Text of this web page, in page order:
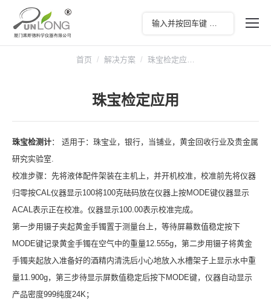
首页 解决方案 珠宝检定应…
珠宝检定应用
珠宝检测计： 适用于：珠宝业，银行，当铺业，黄金回收行业及贵金属
研究实验室.
校准步骤：先将液体配件架装在主机上，并开机校准，校准前先将仪器
归零按CAL仪器显示100将100克砝码放在仪器上按MODE键仪器显示
ACAL表示正在校准。仪器显示100.00表示校准完成。
第一步用镊子夹起黄金手镯置于测量台上，等待屏幕数值稳定按下
MODE键记录黄金手镯在空气中的重量12.555g，第二步用镊子将黄金
手镯夹起放入准备好的酒精内清洗后小心地放入水槽架子上显示水中重
量11.900g，第三步待显示屏数值稳定后按下MODE键，仪器自动显示
产品密度999纯度24K；